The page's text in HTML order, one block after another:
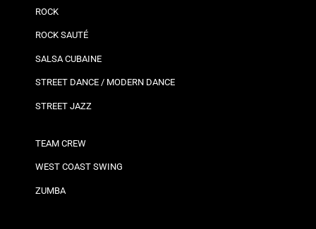
ROCK
ROCK SAUTÉ
SALSA CUBAINE
STREET DANCE / MODERN DANCE
STREET JAZZ
TEAM CREW
WEST COAST SWING
ZUMBA